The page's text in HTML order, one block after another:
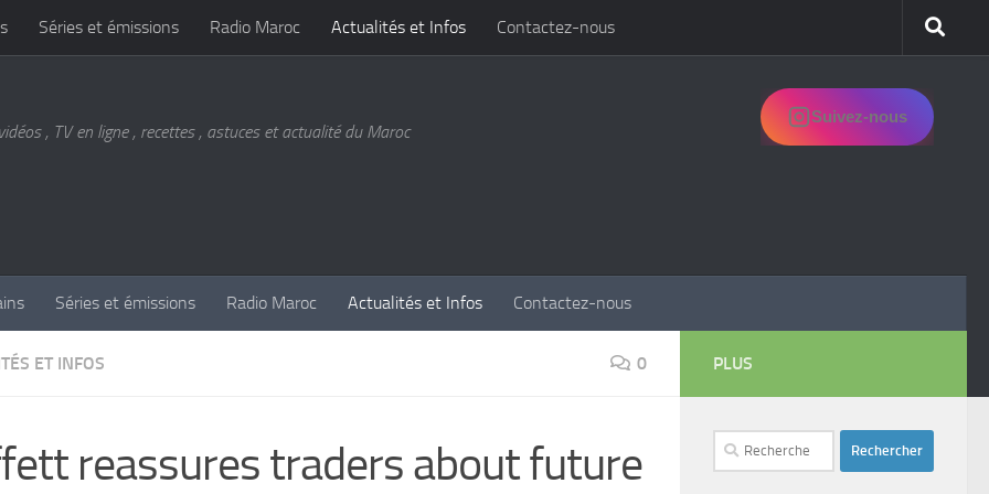
Séries et émissions Radio Maroc Actualités et Infos Contactez-nous
, TV en ligne , recettes , astuces et actualité du Maroc
Suivez-nous
Séries et émissions Radio Maroc Actualités et Infos Contactez-nous
ET INFOS 0
reassures traders about future
PLUS
Rechercher :